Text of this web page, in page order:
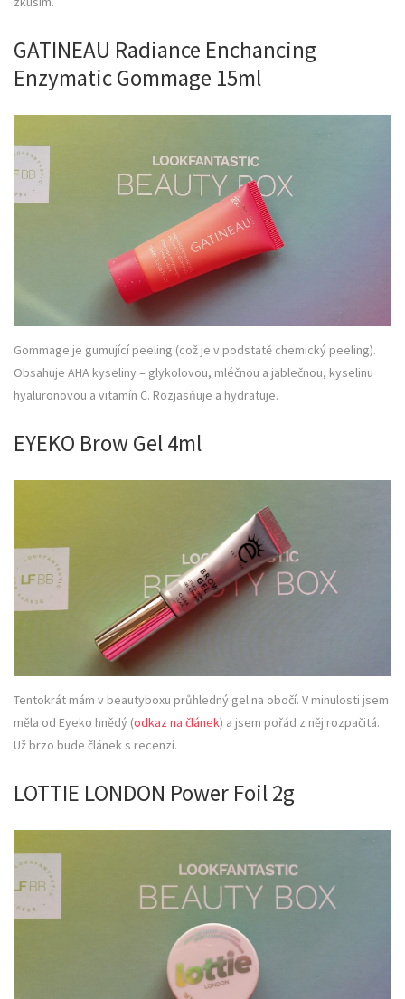
GATINEAU Radiance Enchancing
Enzymatic Gommage 15ml
Gommage je gumující peeling (což je v podstatě chemický peeling).
Obsahuje AHA kyseliny – glykolovou, mléčnou a jablečnou, kyselinu
hyaluronovou a vitamín C. Rozjasňuje a hydratuje.
EYEKO Brow Gel 4ml
Tentokrát mám v beautyboxu průhledný gel na obočí. V minulosti jsem
měla od Eyeko hnědý (odkaz na článek) a jsem pořád z něj rozpačitá.
Už brzo bude článek s recenzí.
LOTTIE LONDON Power Foil 2g